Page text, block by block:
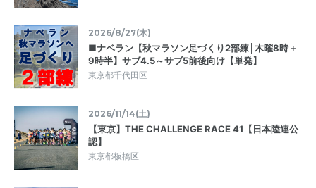
2026/8/27(木)
■ナベラン【秋マラソン足づくり2部練│木曜8時＋
9時半】サブ4.5～サブ5前後向け【単発】
東京都千代田区
2026/11/14(土)
【東京】THE CHALLENGE RACE 41【日本陸連公
認】
東京都板橋区